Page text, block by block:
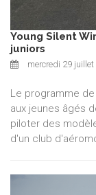
Young Silent
juniors
mercredi 29
Le programme
aux jeunes âgés
piloter des
d'un club